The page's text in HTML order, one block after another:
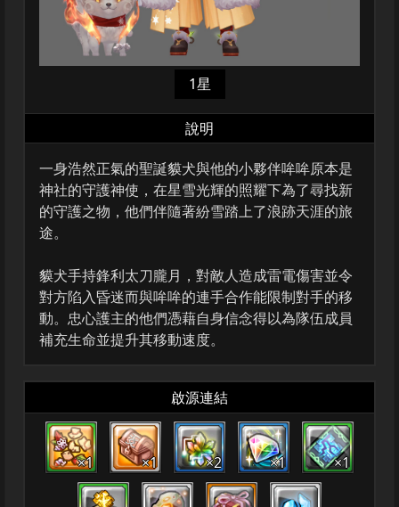
1星
說明
一身浩然正氣的聖誕貘犬與他的小夥伴哞哞原本是
神社的守護神使，在星雪光輝的照耀下為了尋找新
的守護之物，他們伴隨著紛雪踏上了浪跡天涯的旅
途。
貘犬手持鋒利太刀朧月，對敵人造成雷電傷害並令
對方陷入昏迷而與哞哞的連手合作能限制對手的移
動。忠心護主的他們憑藉自身信念得以為隊伍成員
補充生命並提升其移動速度。
啟源連結
×1 ×1 ×2 ×1 ×1